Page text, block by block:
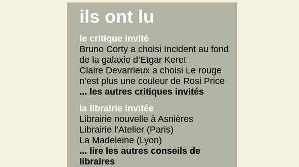
Connemara
La fabrique des pervers
Journal d'un écrivain
... lire les autres
on n'aurait pas dû
Vie de Gérard Fulmard
La tempête qui vient
Stupor Mundi
... lire les autres
internautes
Yoga
Betty
ils ont lu
le critique invité
Bruno Corty a choisi Incident au fond
de la galaxie d’Etgar Keret
Claire Devarrieux a choisi Le rouge
n’est plus une couleur de Rosi Price
... les autres critiques invités
la librairie invitée
Librairie nouvelle à Asnières
Librairie l’Atelier (Paris)
La Madeleine (Lyon)
... lire les autres conseils de
libraires